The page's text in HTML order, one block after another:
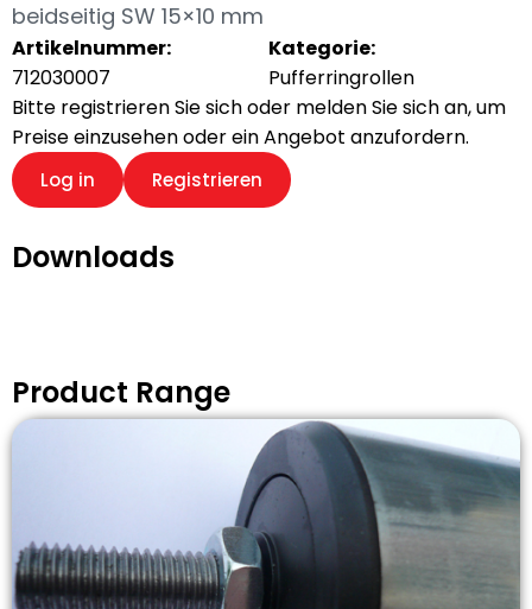
beidseitig SW 15×10 mm
Artikelnummer:
712030007
Kategorie:
Pufferringrollen
Bitte registrieren Sie sich oder melden Sie sich an, um
Preise einzusehen oder ein Angebot anzufordern.
Log in Registrieren
Downloads
Product Range